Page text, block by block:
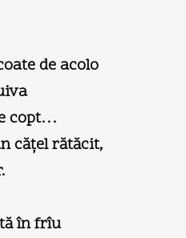
de acolo
copt…
căţel rătăcit,
în frîu